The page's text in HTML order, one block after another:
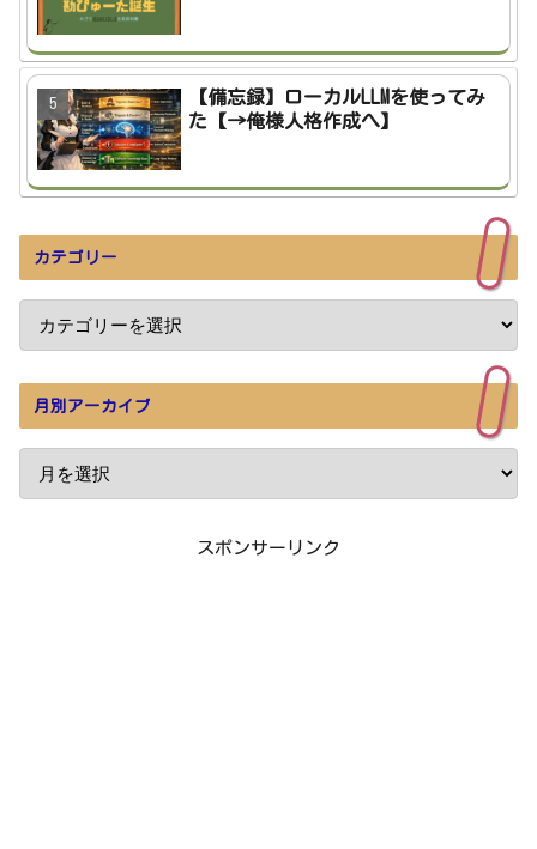
【備忘録】ローカルLLMを使ってみ
た【→俺様人格作成へ】
カテゴリー
月別アーカイブ
スポンサーリンク